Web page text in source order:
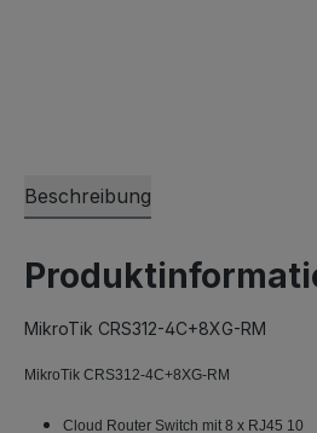
Beschreibung
MikroTik CRS312-4C+8XG-RM
MikroTik CRS312-4C+8XG-RM
Cloud Router Switch mit 8 x RJ45 10